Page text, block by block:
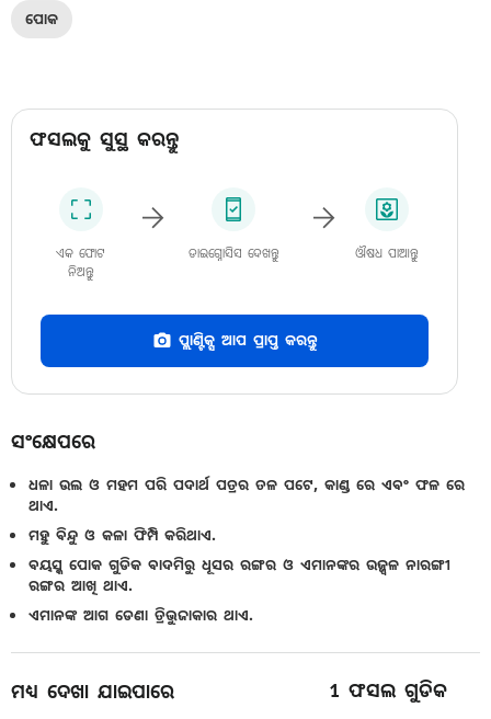
ପୋକ
ଫସଲକୁ ସୁସ୍ଥ କରନ୍ତୁ
ଏକ ଫୋଟ
ନିଅନ୍ତୁ
ଡାଇଗ୍ନୋସିସ ଦେଖନ୍ତୁ ଔଷଧ ପାଆନ୍ତୁ
ପ୍ଲାଣ୍ଟିକ୍ସ ଆପ ପ୍ରାପ୍ତ କରନ୍ତୁ
ସଂକ୍ଷେପରେ
ଧଳା ଉଲ ଓ ମହମ ପରି ପଦାର୍ଥ ପତ୍ରର ତଳ ପଟେ, କାଣ୍ଡ ରେ ଏବଂ ଫଳ ରେ
ଥାଏ.
ମହୁ ବିନ୍ଦୁ ଓ କଳା ଫିମ୍ପି କରିଥାଏ.
ବୟସ୍କ ପୋକ ଗୁଡିକ ବାଦମିରୁ ଧୂସର ରଙ୍ଗର ଓ ଏମାନଙ୍କର ଉଜ୍ଜ୍ୱଳ ନାରଙ୍ଗୀ
ରଙ୍ଗର ଆଖି ଥାଏ.
ଏମାନଙ୍କ ଆଗ ଡେଣା ତ୍ରିଭୁଜାକାର ଥାଏ.
ମଧ୍ୟ ଦେଖା ଯାଇପାରେ 1 ଫସଲ ଗୁଡିକ